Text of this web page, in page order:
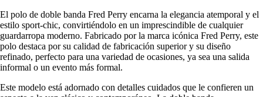
El polo de doble banda Fred Perry encarna la elegancia atemporal y el
estilo sport-chic, convirtiéndolo en un imprescindible de cualquier
guardarropa moderno. Fabricado por la marca icónica Fred Perry, este
polo destaca por su calidad de fabricación superior y su diseño
refinado, perfecto para una variedad de ocasiones, ya sea una salida
informal o un evento más formal.
Este modelo está adornado con detalles cuidados que le confieren un